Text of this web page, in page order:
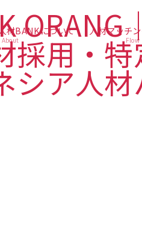
材BANKについて
About
人材マッチ
Flow